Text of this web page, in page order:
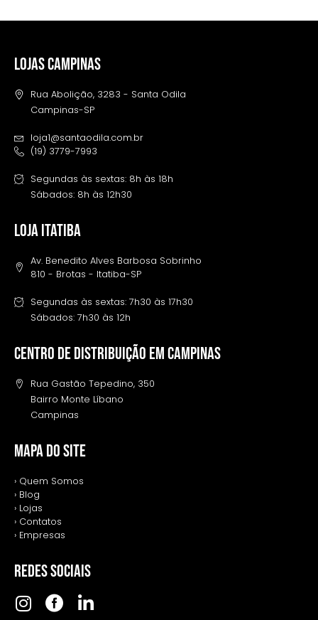
LOJAS CAMPINAS
Rua Abolição, 3283 - Santa Odila
Campinas-SP
loja1@santaodila.com.br
(19) 3779-7993
Segundas às sextas: 8h às 18h
Sábados: 8h às 12h30
LOJA ITATIBA
Av. Benedito Alves Barbosa Sobrinho
810 - Brotas - Itatiba-SP
Segundas às sextas: 7h30 às 17h30
Sábados: 7h30 às 12h
Centro de distribuição em campinas
Rua Gastão Tepedino, 350
Bairro Monte Líbano
Campinas
MAPA DO SITE
› Quem Somos
› Blog
› Lojas
› Contatos
› Empresas
REDES SOCIAIS